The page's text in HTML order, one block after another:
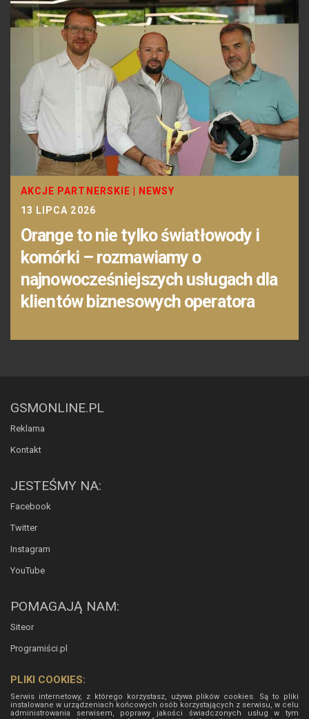
AKCJE PARTNERSKIE
NEWSY
13 LIPCA 2026
Orange to nie tylko światłowody i
komórki – rozmawiamy o
najnowocześniejszych usługach dla
klientów biznesowych operatora
GSMONLINE.PL
Reklama
Kontakt
JESTEŚMY NA:
Facebook
Twitter
Instagram
YouTube
POMAGAJĄ NAM:
Siteor
Programiści.pl
PLIKI COOKIES:
Serwis internetowy, z którego korzystasz, używa plików cookies. Są to pliki
instalowane w urządzeniach końcowych osób korzystających z serwisu, w celu
administrowania serwisem, poprawy jakości świadczonych usług w tym